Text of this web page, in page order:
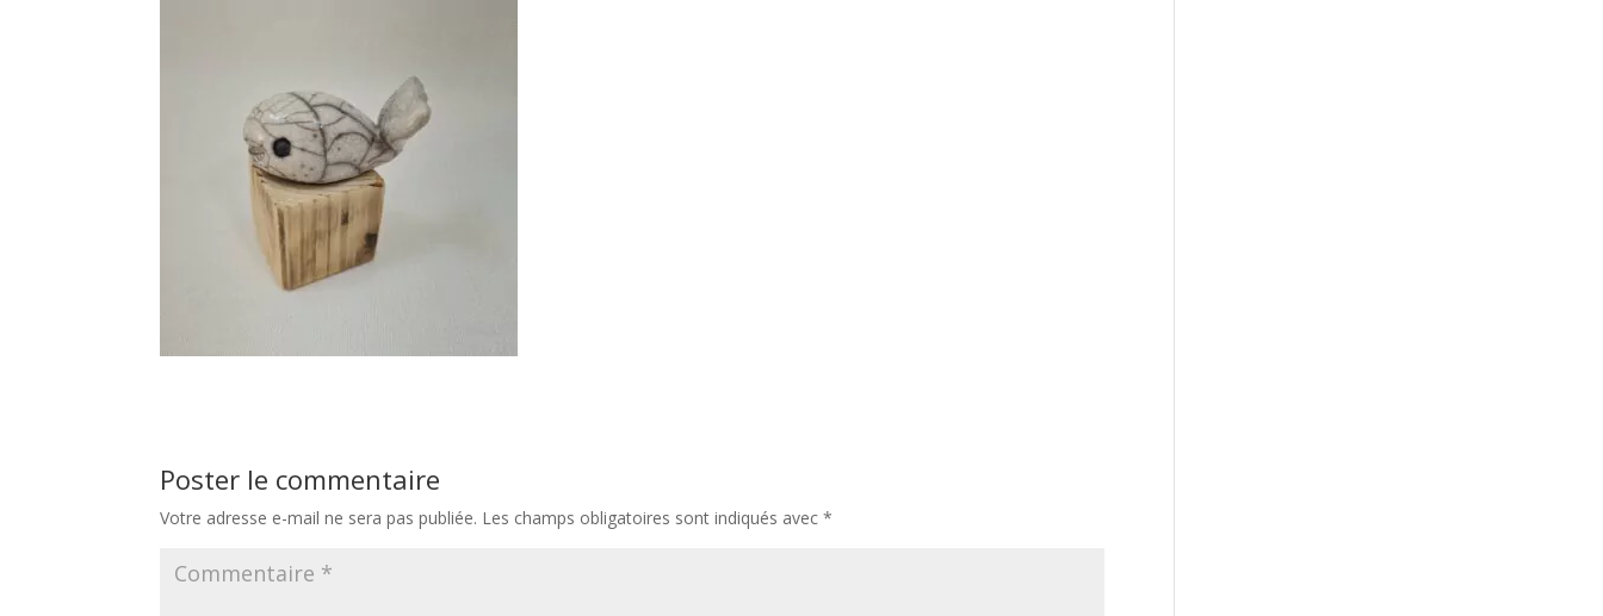
Poster le commentaire
Votre adresse e-mail ne sera pas publiée. Les champs obligatoires sont indiqués avec*